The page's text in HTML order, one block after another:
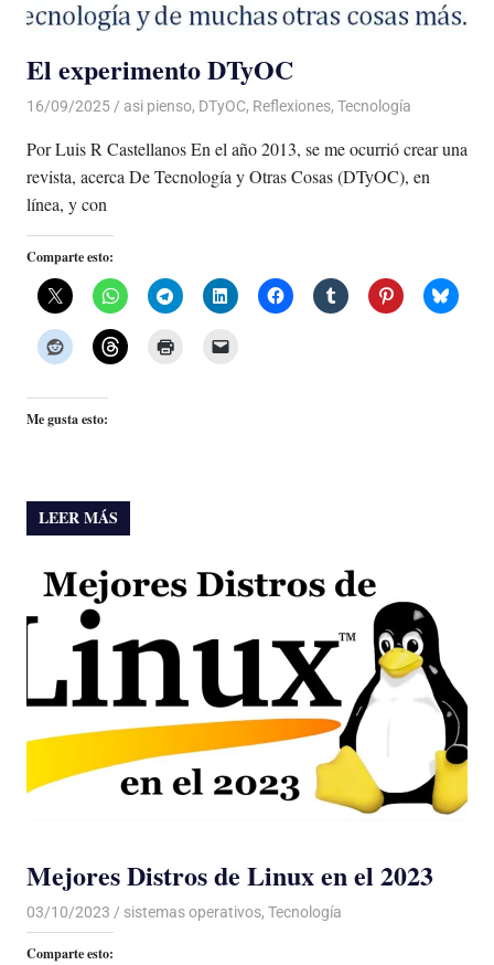
El experimento DTyOC
16/09/2025 De todo un Poco
asi pienso, DTyOC, Reflexiones, Tecnología
Por Luis R Castellanos En el año 2013, se me ocurrió crear una
revista, acerca De Tecnología y Otras Cosas (DTyOC), en
línea, y con
Comparte esto:
Me gusta esto:
LEER MÁS
Mejores Distros de Linux en el 2023
03/10/2023 De todo un Poco
sistemas operativos, Tecnología
Comparte esto: